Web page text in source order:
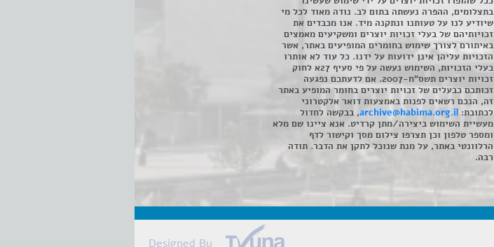
בתצלומים, ההפרה נעשתה בתום לב. נודה מאוד לכל מי
שיודיע לנו על טעותנו ונתקנה מיד. אנו מכבדים את
זכויותיהם של בעלי זכויות יוצרים ומשקיעים מאמצים
באיתורם לצורך שימוש בחומרים המופיעים באתר, אשר
הזכויות עליהן אינן ידועות על ידנו. כל עוד לא אותרו
בעלי הזכויות, השימוש נעשה על פי סעיף 27א לחוק
זכויות יוצרים תשס"ח-2007. אם לדעתכם נפגעה
זכותכם כבעלים של זכויות יוצרים בחומר המופיע באתר
זה, הנכם רשאים לפנות באמצעות דואר אלקטרוני
לכתובת: archive@habima.org.il, בבקשה לחדול
מעשיית השימוש ביצירה/מתן קרדיט. אנא ציינו שם מלא
ומספר טלפון וכן תצרפו צילום מסך וקישור לדף
הרלוונטי באתר, על מנת שנוכל לתקן את הדבר. תודה
רבה.
Designed By